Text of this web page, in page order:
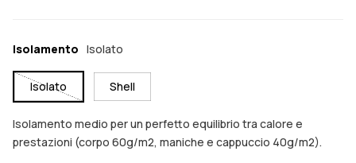
Isolamento Isolato
Isolato Shell
Isolamento medio per un perfetto equilibrio tra calore e
prestazioni (corpo 60g/m2, maniche e cappuccio 40g/m2).